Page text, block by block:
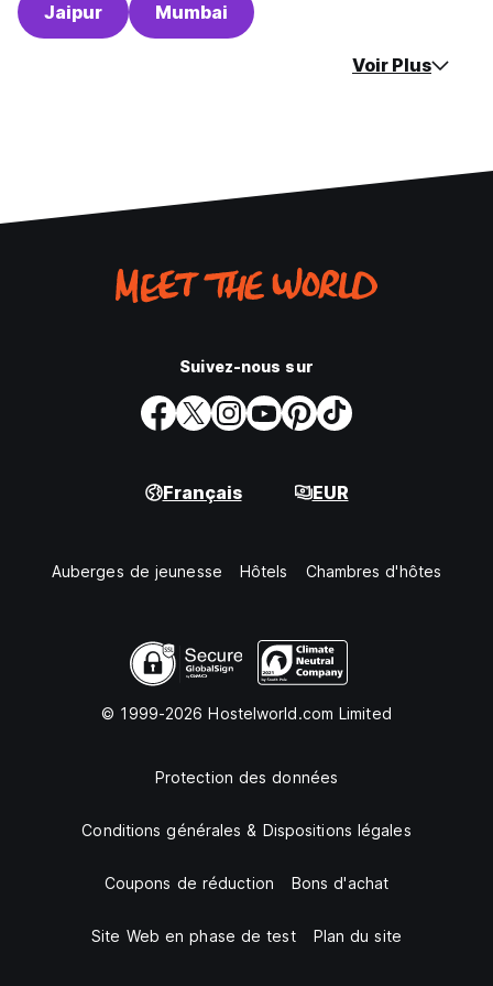
Jaipur Mumbai
Voir Plus
Suivez-nous sur
Français EUR
Auberges de jeunesse Hôtels Chambres d'hôtes
© 1999-2026 Hostelworld.com Limited
Protection des données
Conditions générales & Dispositions légales
Coupons de réduction Bons d'achat
Site Web en phase de test Plan du site